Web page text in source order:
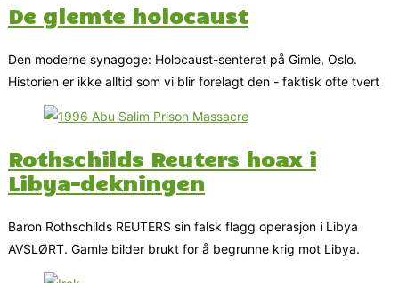
De glemte holocaust
Den moderne synagoge: Holocaust-senteret på Gimle, Oslo.
Historien er ikke alltid som vi blir forelagt den - faktisk ofte tvert
Rothschilds Reuters hoax i
Libya-dekningen
Baron Rothschilds REUTERS sin falsk flagg operasjon i Libya
AVSLØRT. Gamle bilder brukt for å begrunne krig mot Libya.